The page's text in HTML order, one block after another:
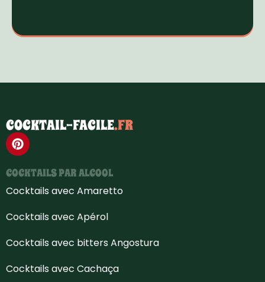
COCKTAIL-FACILE.FR
COCKTAILS PAR ALCOOL
Cocktails avec Amaretto
Cocktails avec Apérol
Cocktails avec bitters Angostura
Cocktails avec Cachaça